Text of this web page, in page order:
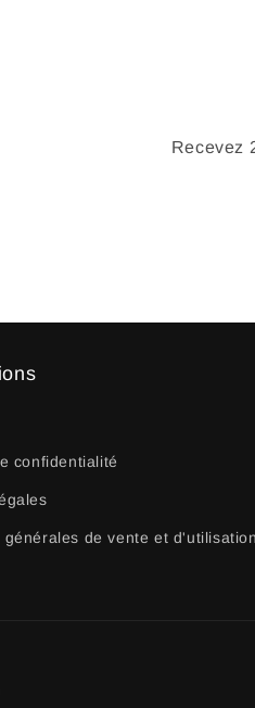
Recevez
confidentialité
générales de vente et d'utilisation